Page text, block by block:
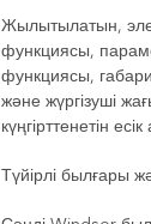
Жылытылатын,
функциясы,
функциясы,
және жүргізуші
күңгірттенетін
Түйірлі былғары